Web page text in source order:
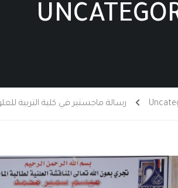
رسالة ماجستير في كلية التربية